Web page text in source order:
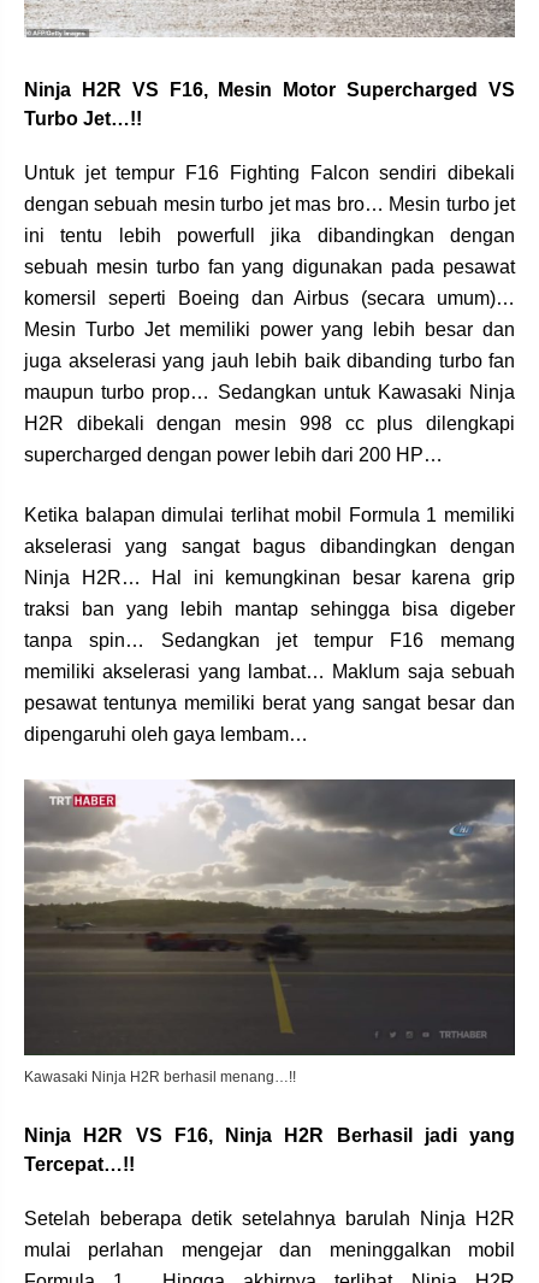
Ninja H2R VS F16, Mesin Motor Supercharged VS
Turbo Jet…!!
Untuk jet tempur F16 Fighting Falcon sendiri dibekali
dengan sebuah mesin turbo jet mas bro… Mesin turbo jet
ini tentu lebih powerfull jika dibandingkan dengan
sebuah mesin turbo fan yang digunakan pada pesawat
komersil seperti Boeing dan Airbus (secara umum)…
Mesin Turbo Jet memiliki power yang lebih besar dan
juga akselerasi yang jauh lebih baik dibanding turbo fan
maupun turbo prop… Sedangkan untuk Kawasaki Ninja
H2R dibekali dengan mesin 998 cc plus dilengkapi
supercharged dengan power lebih dari 200 HP…
Ketika balapan dimulai terlihat mobil Formula 1 memiliki
akselerasi yang sangat bagus dibandingkan dengan
Ninja H2R… Hal ini kemungkinan besar karena grip
traksi ban yang lebih mantap sehingga bisa digeber
tanpa spin… Sedangkan jet tempur F16 memang
memiliki akselerasi yang lambat… Maklum saja sebuah
pesawat tentunya memiliki berat yang sangat besar dan
dipengaruhi oleh gaya lembam…
Kawasaki Ninja H2R berhasil menang…!!
Ninja H2R VS F16, Ninja H2R Berhasil jadi yang
Tercepat…!!
Setelah beberapa detik setelahnya barulah Ninja H2R
mulai perlahan mengejar dan meninggalkan mobil